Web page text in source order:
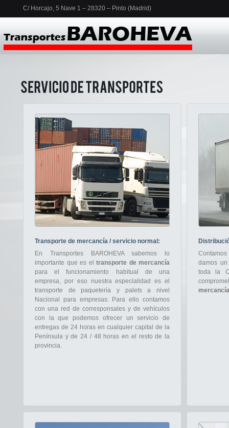
C/ Horcajo, 5 Nave 1 – 28320 – Pinto (Madrid)
Transporte de mercancía / servicio normal:
En Transportes BAROHEVA sabemos lo
importante que es el transporte de mercancía
para el funcionamiento habitual de una
empresa, por eso nuestra especialidad es el
transporte de paquetería y palets a nivel
Nacional para empresas. Para ello contamos
con una red de corresponsales y de vehículos
con la que podemos ofrecer un servicio de
entregas de 24 horas en cualquier capital de la
Península y de 24 / 48 horas en el resto de la
provincia.
damos
toda la
mercancía